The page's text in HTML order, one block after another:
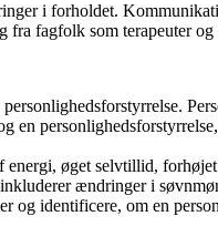
i forholdet.
fra fagfolk som terapeuter
en
øget selvtillid,
ændringer i
og identificere, om en